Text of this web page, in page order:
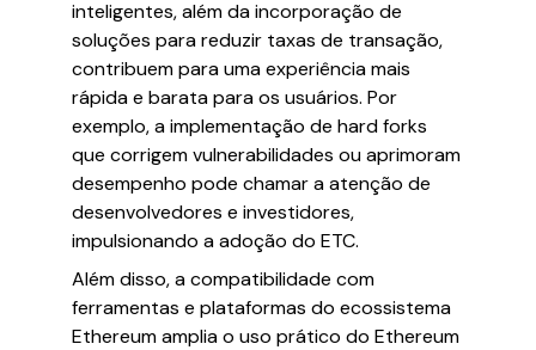
inteligentes, além da incorporação de
soluções para reduzir taxas de transação,
contribuem para uma experiência mais
rápida e barata para os usuários. Por
exemplo, a implementação de hard forks
que corrigem vulnerabilidades ou aprimoram
desempenho pode chamar a atenção de
desenvolvedores e investidores,
impulsionando a adoção do ETC.
Além disso, a compatibilidade com
ferramentas e plataformas do ecossistema
Ethereum amplia o uso prático do Ethereum